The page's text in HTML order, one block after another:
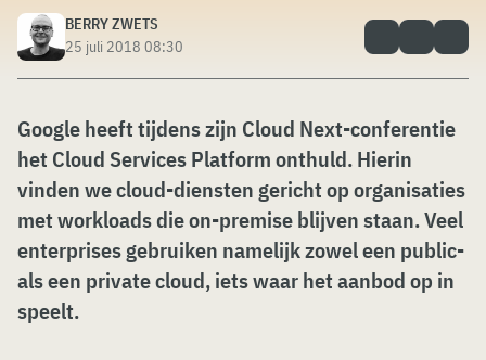
BERRY ZWETS
25 juli 2018 08:30
Google heeft tijdens zijn Cloud Next-conferentie
het Cloud Services Platform onthuld. Hierin
vinden we cloud-diensten gericht op organisaties
met workloads die on-premise blijven staan. Veel
enterprises gebruiken namelijk zowel een public-
als een private cloud, iets waar het aanbod op in
speelt.